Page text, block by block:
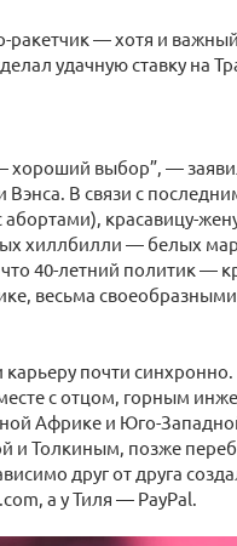
— хотя и
удачную ставку на
хороший выбор”, —
В связи с
красавицу-
хиллбилли — белых
40-летний политик —
весьма
карьеру почти
с отцом, горным
Африке и Юго-
и Толкиным, позже
друг от друга
а у Тиля — PayPal.